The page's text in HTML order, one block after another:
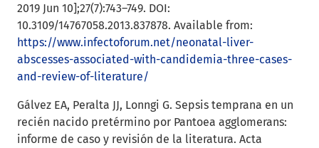
2019 Jun 10];27(7):743–749. DOI:
10.3109/14767058.2013.837878. Available from:
https://www.infectoforum.net/neonatal-liver-
abscesses-associated-with-candidemia-three-cases-
and-review-of-literature/
Gálvez EA, Peralta JJ, Lonngi G. Sepsis temprana en un
recién nacido pretérmino por Pantoea agglomerans:
informe de caso y revisión de la literatura. Acta